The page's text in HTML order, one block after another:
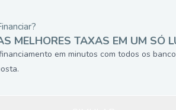
MELHORES TAXAS EM UM SÓ
em minutos com todos os